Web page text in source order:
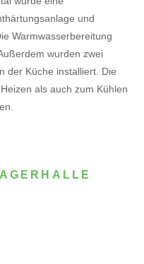
und
Warmwasserbereitung
wurden zwei
der Küche installiert. Die
als auch zum Kühlen